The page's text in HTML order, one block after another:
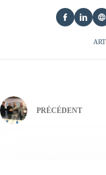
PRÉCÉDENT